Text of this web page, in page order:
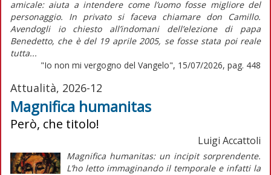
amicale: aiuta a intendere come l’uomo fosse migliore del
personaggio. In privato si faceva chiamare don Camillo.
Avendogli io chiesto all’indomani dell’elezione di papa
Benedetto, che è del 19 aprile 2005, se fosse stata poi reale
tutta...
"Io non mi vergogno del Vangelo", 15/07/2026, pag. 448
Attualità, 2026-12
Magnifica humanitas
Però, che titolo!
Luigi Accattoli
Magnifica humanitas: un incipit sorprendente.
L’ho letto immaginando il temporale e infatti la